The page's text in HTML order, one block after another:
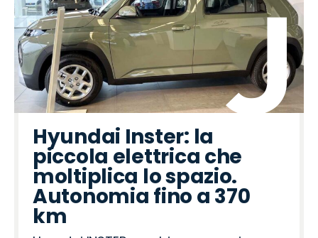
promozione da 14.950 euro, consumi
contenuti, tecnologia moderna e tre
allestimenti disponibili.